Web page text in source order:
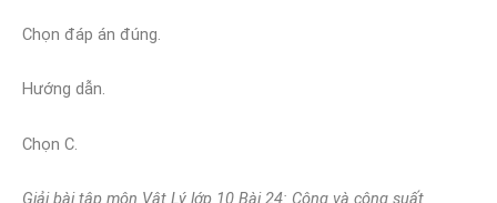
Chọn đáp án đúng.
Hướng dẫn.
Chọn C.
Giải bài tập môn Vật Lý lớp 10 Bài 24: Công và công suất